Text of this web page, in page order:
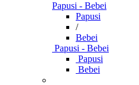
Papusi - Bebei
Papusi
/
Bebei
Papusi - Bebei
Papusi
Bebei